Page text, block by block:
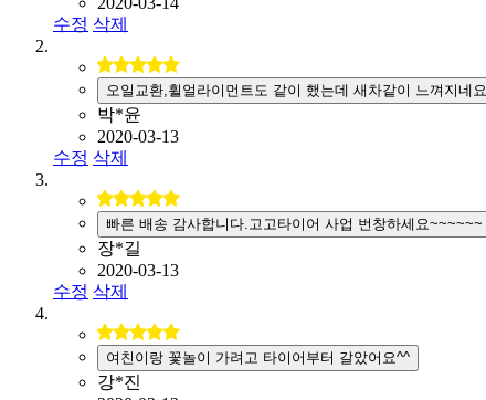
수정 삭제
오일교환,휠얼라이먼트도 같이 했는데 새차같이 느껴지네요.
박*윤
2020-03-13
수정 삭제
빠른 배송 감사합니다.고고타이어 사업 번창하세요~~~~~~
장*길
2020-03-13
수정 삭제
여친이랑 꽃놀이 가려고 타이어부터 갈았어요^^
강*진